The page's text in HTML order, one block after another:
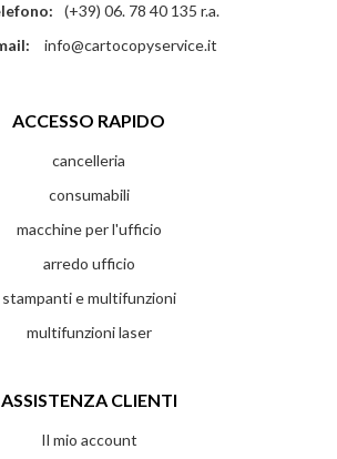
(+39) 06. 78 40 135 r.a.
info@cartocopyservice.it
ACCESSO RAPIDO
cancelleria
consumabili
macchine per l'ufficio
arredo ufficio
stampanti e multifunzioni
multifunzioni laser
ASSISTENZA CLIENTI
Il mio account